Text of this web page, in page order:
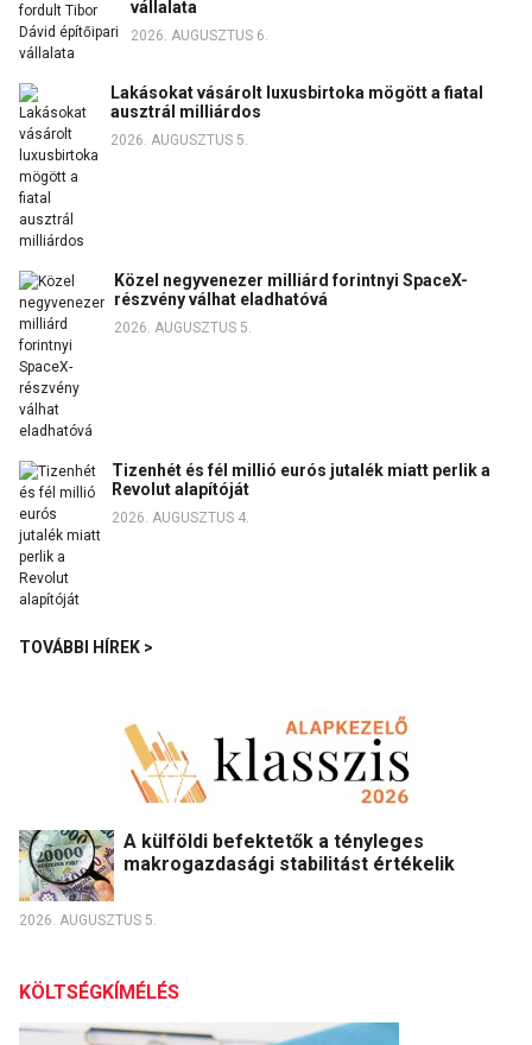
vállalata
2026. AUGUSZTUS 6.
Lakásokat vásárolt luxusbirtoka mögött a fiatal
ausztrál milliárdos
2026. AUGUSZTUS 5.
Közel negyvenezer milliárd forintnyi SpaceX-
részvény válhat eladhatóvá
2026. AUGUSZTUS 5.
Tizenhét és fél millió eurós jutalék miatt perlik a
Revolut alapítóját
2026. AUGUSZTUS 4.
TOVÁBBI HÍREK >
A külföldi befektetők a tényleges
makrogazdasági stabilitást értékelik
2026. AUGUSZTUS 5.
KÖLTSÉGKÍMÉLÉS